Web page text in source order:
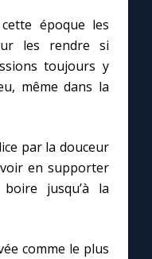
époque les
les rendre si
toujours y
même dans la
par la douceur
en supporter
jusqu’à la
comme le plus